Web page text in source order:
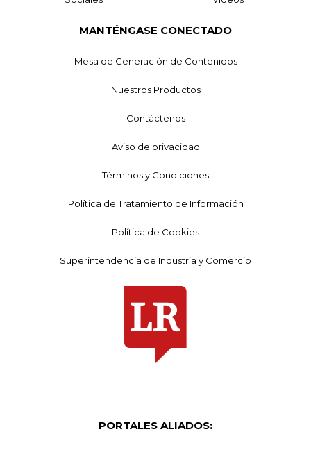
MANTÉNGASE CONECTADO
Mesa de Generación de Contenidos
Nuestros Productos
Contáctenos
Aviso de privacidad
Términos y Condiciones
Política de Tratamiento de Información
Política de Cookies
Superintendencia de Industria y Comercio
PORTALES ALIADOS: